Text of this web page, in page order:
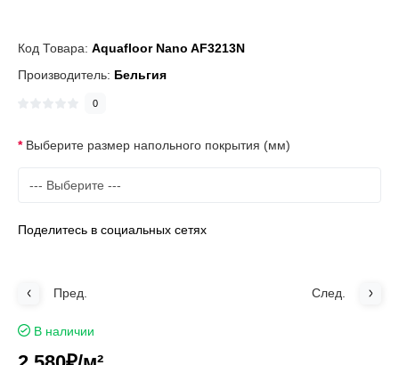
Код Товара: Aquafloor Nano AF3213N
Производитель: Бельгия
0
Выберите размер напольного покрытия (мм)
Поделитесь в социальных сетях
Пред. След.
В наличии